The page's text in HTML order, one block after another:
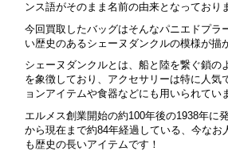
ンス語がそのまま名前の由来となっており
今回買取したバッグはそんなパニエドプラ
い歴史のあるシェーヌダンクルの模様が描
シェーヌダンクルとは、船と陸を繋ぐ鎖の
を象徴しており、アクセサリーは特に人気
ョンアイテムや食器などにも用いられてい
エルメス創業開始の約100年後の1938年に
から現在まで約84年経過している、今なお
も歴史の長いアイテムです！